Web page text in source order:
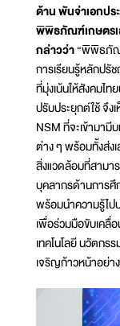
ด้าน พันจ่าเอกปร
พิพิธภัณฑ์เกษตรเ
กล่าวว่า“พิพิธภัณ
การเรียนรู้หลักปรั
ที่มุ่งเน้นให้สังคมไ
ปรับประยุกต์ใช้ จึ
NSM ที่จะเข้ามา
ต่าง ๆ พร้อมทั้งส่ง
สิ่งแวดล้อมที่สามา
บุคลากรด้านการ
พร้อมนำความรู้ไป
เพื่อร่วมมือขับเคลื่
เทคโนโลยี นวัตกร
เจริญก้าวหน้าอย่า